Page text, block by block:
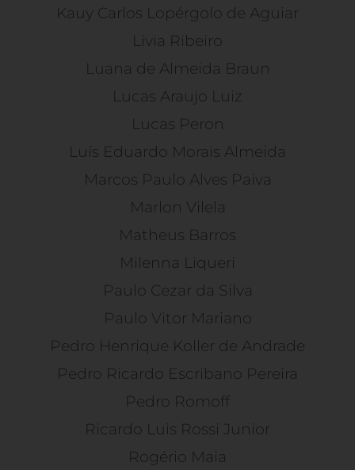
Kauy Carlos Lopérgolo de Aguiar
Livia Ribeiro
Luana de Almeida Braun
Lucas Araujo Luiz
Lucas Peron
Luís Eduardo Morais Almeida
Marcos Paulo Alves Paiva
Marlon Vilela
Matheus Barros
Milenna Liqueri
Paulo Cezar da Silva
Paulo Vitor Mariano
Pedro Henrique Koller de Andrade
Pedro Ricardo Escribano Pereira
Pedro Romoff
Ricardo Luis Rossi Junior
Rogério Maia